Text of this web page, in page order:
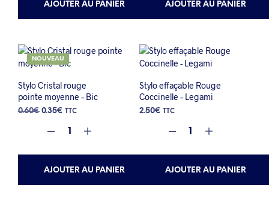
AJOUTER AU PANIER AJOUTER AU PANIER
NOUVEAU
Stylo Cristal rouge
pointe moyenne – Bic
0.60€ Le
initial
0.60€.
0.35€ Le
actuel
0.35€.
TTC
AJOUTER AU PANIER
Stylo effaçable Rouge
Coccinelle – Legami
2.50€ TTC
AJOUTER AU PANIER